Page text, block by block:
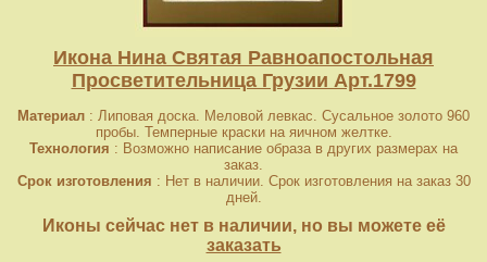
Икона Нина Святая Равноапостольная
Просветительница Грузии Арт.1799
Материал : Липовая доска. Меловой левкас. Сусальное золото 960
пробы. Темперные краски на яичном желтке.
Технология : Возможно написание образа в других размерах на
заказ.
Срок изготовления : Нет в наличии. Срок изготовления на заказ 30
дней.
Иконы сейчас нет в наличии, но вы можете её
заказать